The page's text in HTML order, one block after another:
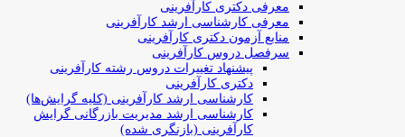
معرفی دکتری کارآفرینی
معرفی کارشناسی ارشد کارآفرینی
منابع آزمون دکتری کارآفرینی
سرفصل دروس کارآفرینی
پیشنهاد تغییرات دروس رشته کارآفرینی
دکتری کارآفرینی
کارشناسی ارشد کارآفرینی (کلیه گرایش‌ها)
کارشناسی ارشد مدیریت بازرگانی گرایش
کارآفرینی (بازنگری شده)